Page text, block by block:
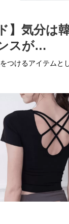
】気分は
スが…
つけるアイテムと